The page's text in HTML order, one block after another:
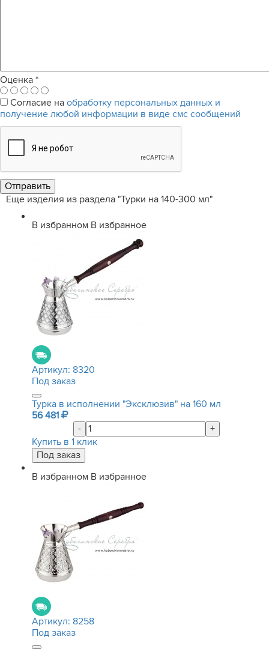
Оценка *
Согласие на обработку персональных данных и
получение любой информации в виде смс сообщений
Еще изделия из раздела "Турки на 140-300 мл"
В избранном В избранное
Артикул: 8320
Под заказ
Турка в исполнении "Эксклюзив" на 160 мл
56 481
-
+
Купить в 1 клик
В избранном В избранное
Артикул: 8258
Под заказ